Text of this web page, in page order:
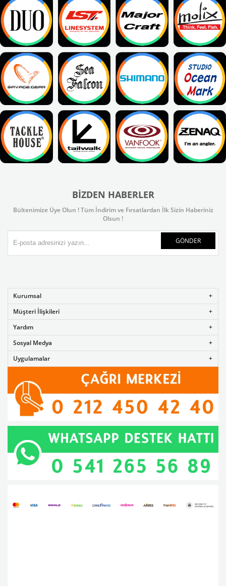
BIZDEN HABERLER
Bültenimize Üye Olun ! Tüm İndirim ve Fırsatlardan İlk Sizin Haberiniz
Olsun !
GÖNDER
Kurumsal
Müşteri İlişkileri
Yardım
Sosyal Medya
Uygulamalar